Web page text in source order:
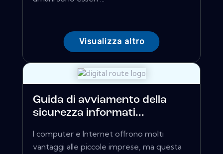
Visualizza altro
Guida di avviamento della
sicurezza informati...
I computer e Internet offrono molti
vantaggi alle piccole imprese, ma questa